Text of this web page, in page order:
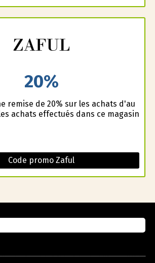
20%
remise de 20% sur les achats d'au
achats effectués dans ce magasin
Code promo Zaful